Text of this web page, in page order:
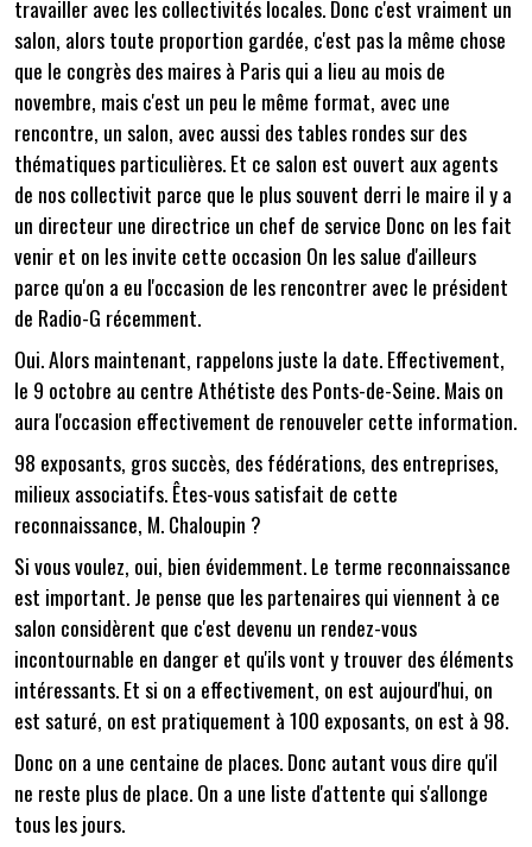
travailler avec les collectivités locales. Donc c'est vraiment un
salon, alors toute proportion gardée, c'est pas la même chose
que le congrès des maires à Paris qui a lieu au mois de
novembre, mais c'est un peu le même format, avec une
rencontre, un salon, avec aussi des tables rondes sur des
thématiques particulières. Et ce salon est ouvert aux agents
de nos collectivit parce que le plus souvent derri le maire il y a
un directeur une directrice un chef de service Donc on les fait
venir et on les invite cette occasion On les salue d'ailleurs
parce qu'on a eu l'occasion de les rencontrer avec le président
de Radio-G récemment.
Oui. Alors maintenant, rappelons juste la date. Effectivement,
le 9 octobre au centre Athétiste des Ponts-de-Seine. Mais on
aura l'occasion effectivement de renouveler cette information.
98 exposants, gros succès, des fédérations, des entreprises,
milieux associatifs. Êtes-vous satisfait de cette
reconnaissance, M. Chaloupin ?
Si vous voulez, oui, bien évidemment. Le terme reconnaissance
est important. Je pense que les partenaires qui viennent à ce
salon considèrent que c'est devenu un rendez-vous
incontournable en danger et qu'ils vont y trouver des éléments
intéressants. Et si on a effectivement, on est aujourd'hui, on
est saturé, on est pratiquement à 100 exposants, on est à 98.
Donc on a une centaine de places. Donc autant vous dire qu'il
ne reste plus de place. On a une liste d'attente qui s'allonge
tous les jours.